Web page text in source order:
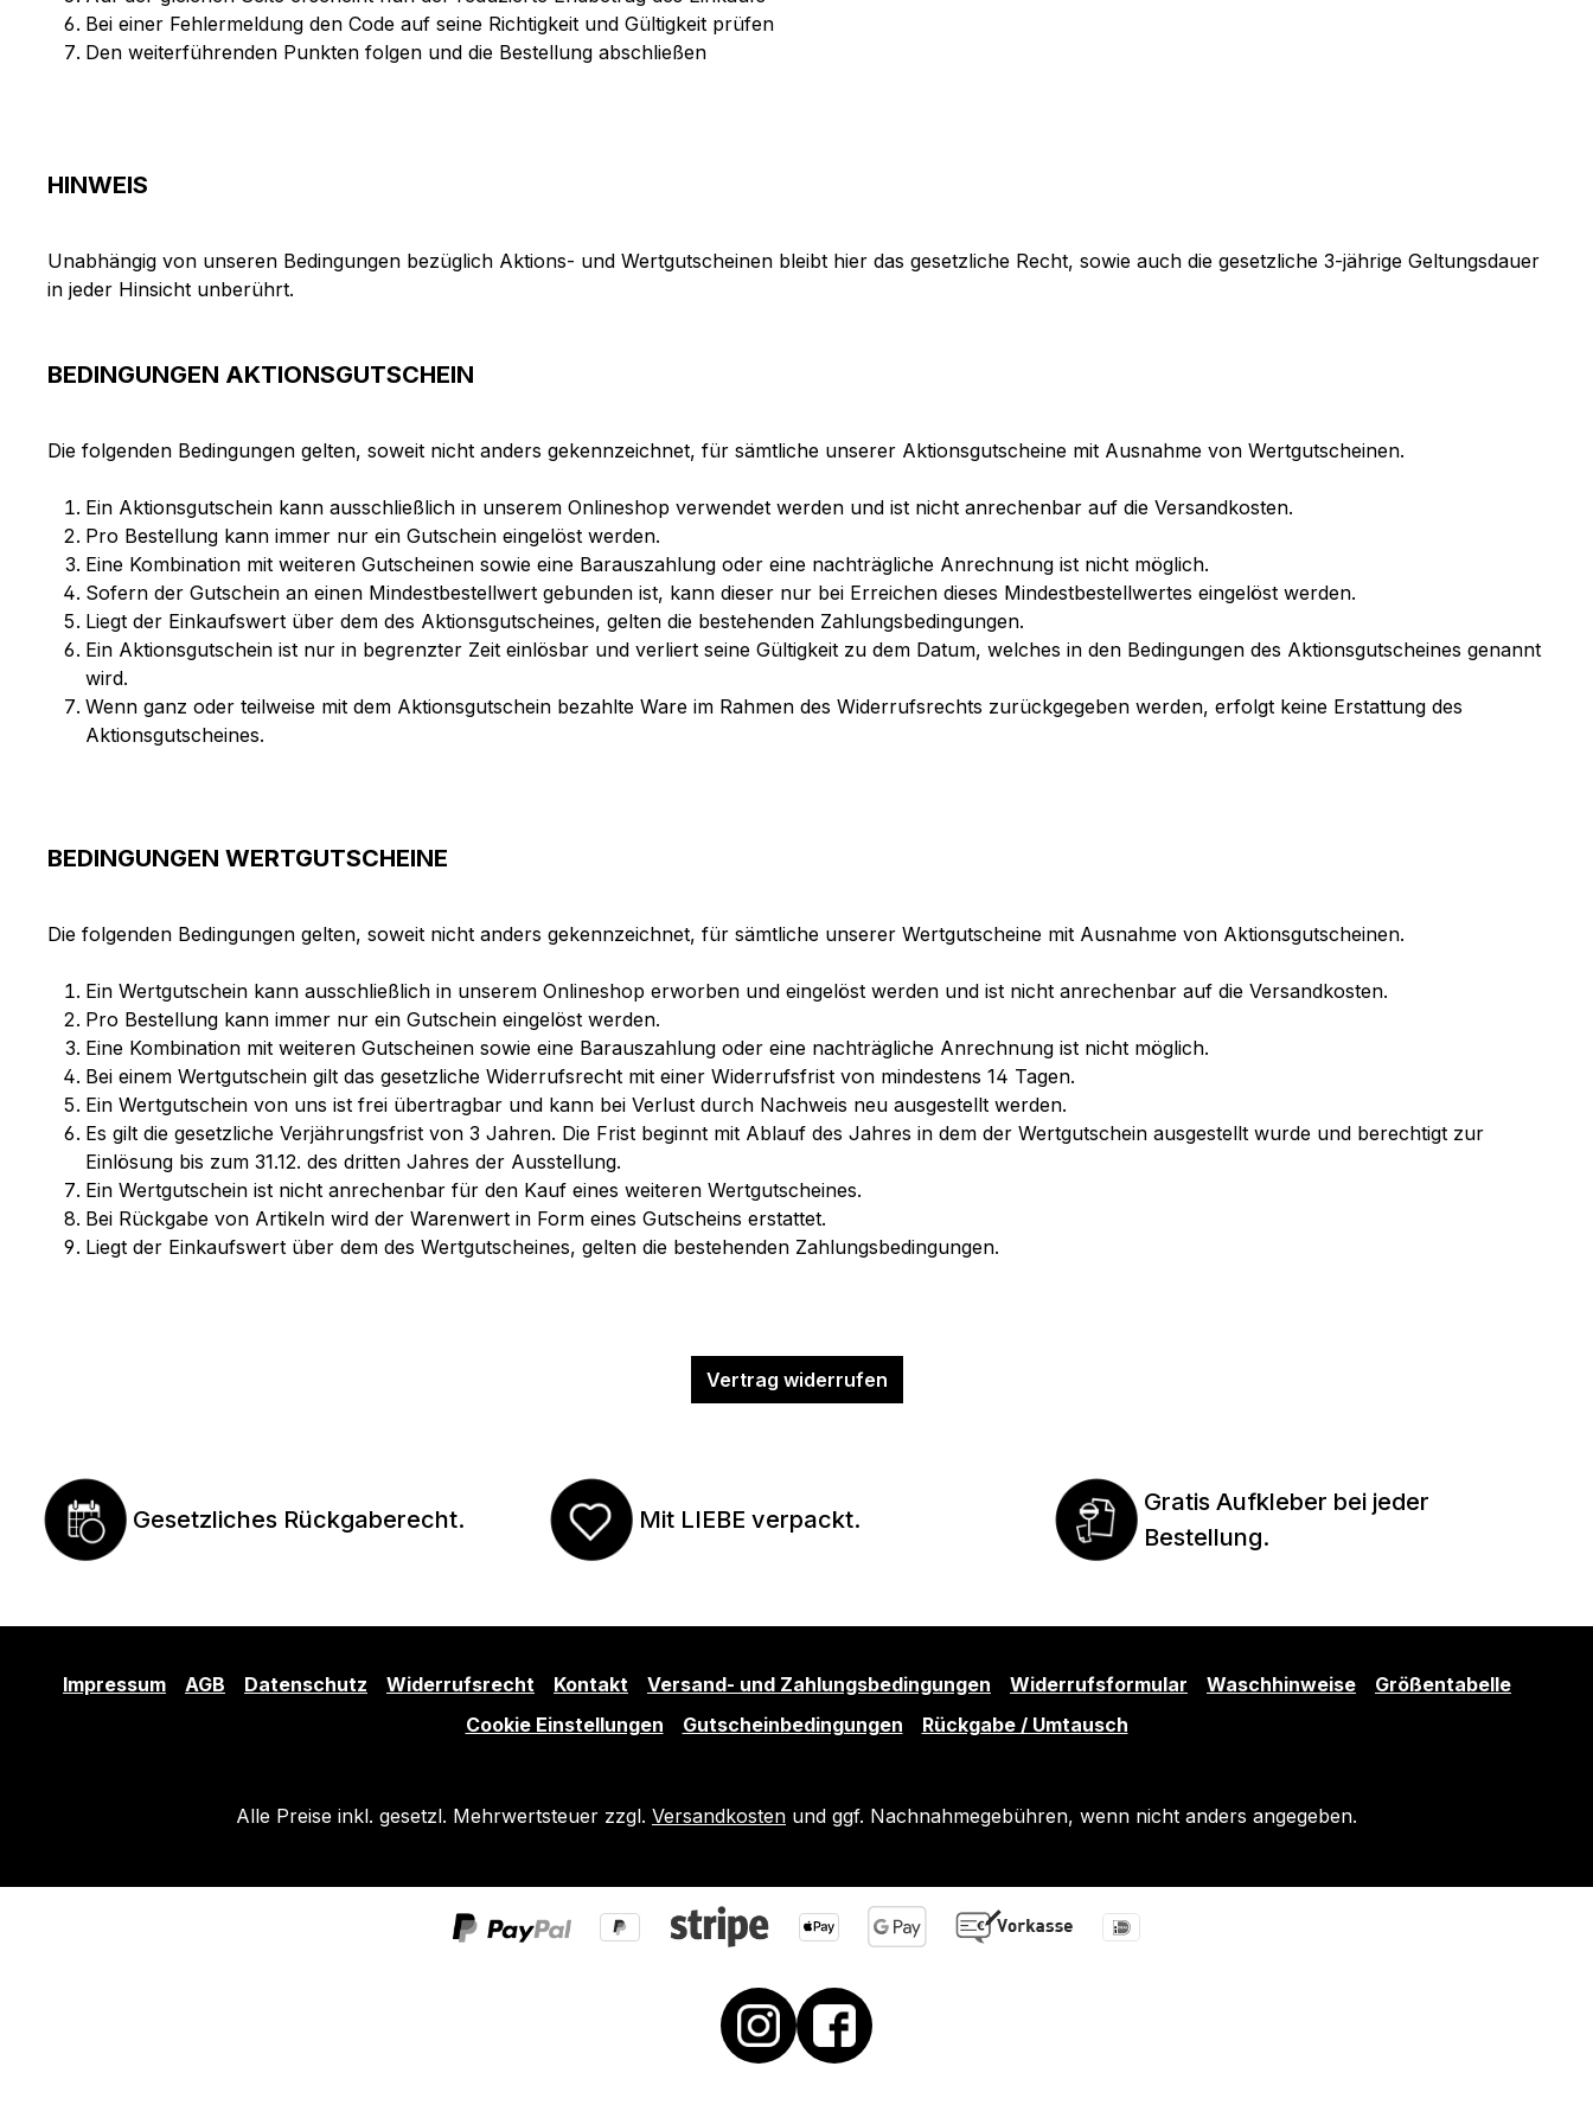
Bei einer Fehlermeldung den Code auf seine Richtigkeit und Gültigkeit prüfen
Den weiterführenden Punkten folgen und die Bestellung abschließen
HINWEIS
Unabhängig von unseren Bedingungen bezüglich Aktions- und Wertgutscheinen bleibt hier das gesetzliche Recht, sowie auch die gesetzliche 3-jährige Geltungsdauer
in jeder Hinsicht unberührt.
BEDINGUNGEN AKTIONSGUTSCHEIN
Die folgenden Bedingungen gelten, soweit nicht anders gekennzeichnet, für sämtliche unserer Aktionsgutscheine mit Ausnahme von Wertgutscheinen.
Ein Aktionsgutschein kann ausschließlich in unserem Onlineshop verwendet werden und ist nicht anrechenbar auf die Versandkosten.
Pro Bestellung kann immer nur ein Gutschein eingelöst werden.
Eine Kombination mit weiteren Gutscheinen sowie eine Barauszahlung oder eine nachträgliche Anrechnung ist nicht möglich.
Sofern der Gutschein an einen Mindestbestellwert gebunden ist, kann dieser nur bei Erreichen dieses Mindestbestellwertes eingelöst werden.
Liegt der Einkaufswert über dem des Aktionsgutscheines, gelten die bestehenden Zahlungsbedingungen.
Ein Aktionsgutschein ist nur in begrenzter Zeit einlösbar und verliert seine Gültigkeit zu dem Datum, welches in den Bedingungen des Aktionsgutscheines genannt
wird.
Wenn ganz oder teilweise mit dem Aktionsgutschein bezahlte Ware im Rahmen des Widerrufsrechts zurückgegeben werden, erfolgt keine Erstattung des
Aktionsgutscheines.
BEDINGUNGEN WERTGUTSCHEINE
Die folgenden Bedingungen gelten, soweit nicht anders gekennzeichnet, für sämtliche unserer Wertgutscheine mit Ausnahme von Aktionsgutscheinen.
Ein Wertgutschein kann ausschließlich in unserem Onlineshop erworben und eingelöst werden und ist nicht anrechenbar auf die Versandkosten.
Pro Bestellung kann immer nur ein Gutschein eingelöst werden.
Eine Kombination mit weiteren Gutscheinen sowie eine Barauszahlung oder eine nachträgliche Anrechnung ist nicht möglich.
Bei einem Wertgutschein gilt das gesetzliche Widerrufsrecht mit einer Widerrufsfrist von mindestens 14 Tagen.
Ein Wertgutschein von uns ist frei übertragbar und kann bei Verlust durch Nachweis neu ausgestellt werden.
Es gilt die gesetzliche Verjährungsfrist von 3 Jahren. Die Frist beginnt mit Ablauf des Jahres in dem der Wertgutschein ausgestellt wurde und berechtigt zur
Einlösung bis zum 31.12. des dritten Jahres der Ausstellung.
Ein Wertgutschein ist nicht anrechenbar für den Kauf eines weiteren Wertgutscheines.
Bei Rückgabe von Artikeln wird der Warenwert in Form eines Gutscheins erstattet.
Liegt der Einkaufswert über dem des Wertgutscheines, gelten die bestehenden Zahlungsbedingungen.
Vertrag widerrufen
Gesetzliches Rückgaberecht. Mit LIEBE verpackt.
Gratis Aufkleber bei jeder
Bestellung.
Impressum AGB Datenschutz Widerrufsrecht Kontakt Versand- und Zahlungsbedingungen Widerrufsformular Waschhinweise
Größentabelle
Cookie Einstellungen
Gutscheinbedingungen Rückgabe / Umtausch
Alle Preise inkl. gesetzl. Mehrwertsteuer zzgl. Versandkosten und ggf. Nachnahmegebühren, wenn nicht anders angegeben.